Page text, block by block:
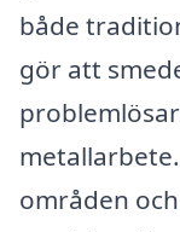
både
gör att
områden